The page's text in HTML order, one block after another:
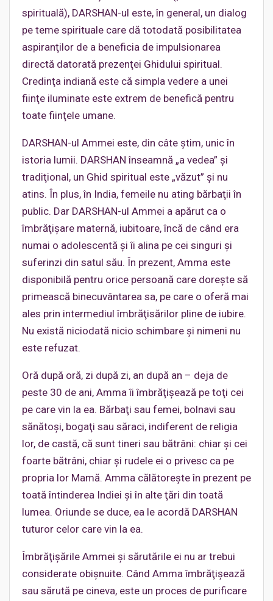
spirituală), DARSHAN-ul este, în general, un dialog
pe teme spirituale care dă totodată posibilitatea
aspiranţilor de a beneficia de impulsionarea
directă datorată prezenţei Ghidului spiritual.
Credinţa indiană este că simpla vedere a unei
fiinţe iluminate este extrem de benefică pentru
toate fiinţele umane.
DARSHAN-ul Ammei este, din câte ştim, unic în
istoria lumii. DARSHAN înseamnă „a vedea” şi
tradiţional, un Ghid spiritual este „văzut” şi nu
atins. În plus, în India, femeile nu ating bărbaţii în
public. Dar DARSHAN-ul Ammei a apărut ca o
îmbrăţişare maternă, iubitoare, încă de când era
numai o adolescentă şi îi alina pe cei singuri şi
suferinzi din satul său. În prezent, Amma este
disponibilă pentru orice persoană care doreşte să
primească binecuvântarea sa, pe care o oferă mai
ales prin intermediul îmbrăţisărilor pline de iubire.
Nu există niciodată nicio schimbare şi nimeni nu
este refuzat.
Oră după oră, zi după zi, an după an – deja de
peste 30 de ani, Amma îi îmbrăţişează pe toţi cei
pe care vin la ea. Bărbaţi sau femei, bolnavi sau
sănătoşi, bogaţi sau săraci, indiferent de religia
lor, de castă, că sunt tineri sau bătrâni: chiar şi cei
foarte bătrâni, chiar şi rudele ei o privesc ca pe
propria lor Mamă. Amma călătoreşte în prezent pe
toată întinderea Indiei şi în alte ţări din toată
lumea. Oriunde se duce, ea le acordă DARSHAN
tuturor celor care vin la ea.
Îmbrăţişările Ammei şi sărutările ei nu ar trebui
considerate obişnuite. Când Amma îmbrăţişează
sau sărută pe cineva, este un proces de purificare